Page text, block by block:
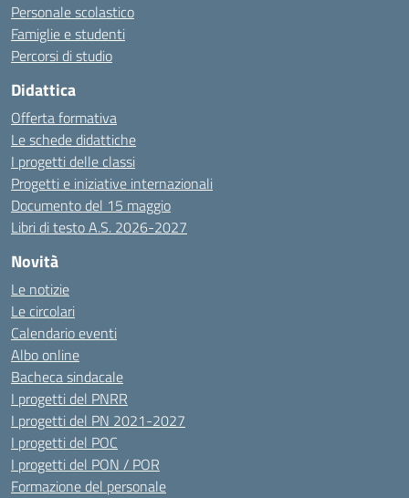
Personale scolastico
Famiglie e studenti
Percorsi di studio
Didattica
Offerta formativa
Le schede didattiche
I progetti delle classi
Progetti e iniziative internazionali
Documento del 15 maggio
Libri di testo A.S. 2026-2027
Novità
Le notizie
Le circolari
Calendario eventi
Albo online
Bacheca sindacale
I progetti del PNRR
I progetti del PN 2021-2027
I progetti del POC
I progetti del PON / POR
Formazione del personale